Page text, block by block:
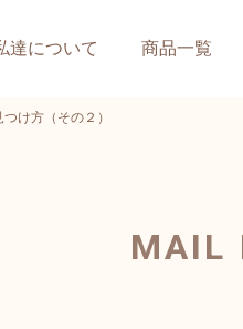
達について 商品一覧
け方（その２）
MAIL